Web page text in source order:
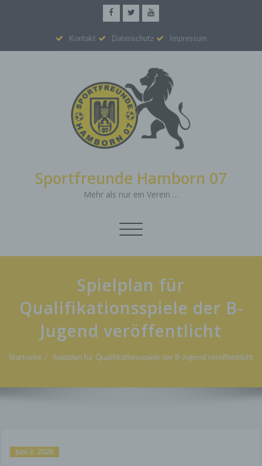
Kontakt Datenschutz Impressum
Sportfreunde Hamborn 07
Mehr als nur ein Verein …
Schalte
Spielplan für
Qualifikationsspiele der B-
Jugend veröffentlicht
Startseite Spielplan für Qualifikationsspiele der B-Jugend veröffentlicht
Juni 3, 2026